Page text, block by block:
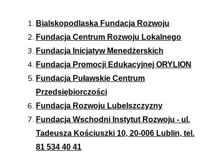
Bialskopodlaska Fundacja Rozwoju
Fundacja Centrum Rozwoju Lokalnego
Fundacja Inicjatyw Menedżerskich
Fundacja Promocji Edukacyjnej ORYLION
Fundacja Puławskie Centrum
Przedsiębiorczości
Fundacja Rozwoju Lubelszczyzny​
Fundacja Wschodni Instytut Rozwoju - ul.
Tadeusza Kościuszki 10, 20-006 Lublin, tel.
81 534 40 41